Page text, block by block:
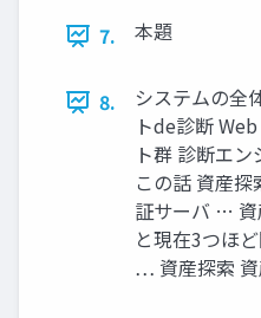
7.
本題
8.
システムの全
トde診断
ト群 診断エ
この話 資産
証サーバ … 資
と現在3つほ
… 資産探索